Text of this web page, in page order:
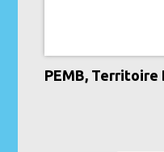
PEMB, Territoire